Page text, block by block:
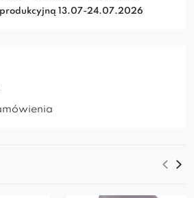
13.07-24.07.2026